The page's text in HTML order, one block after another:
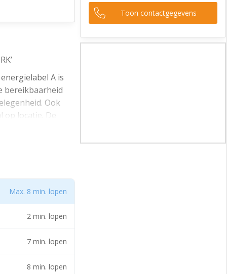
A is
bereikbaarheid
Ook
locatie. De
met een
binnenterrein
Indeling van de
Max. 8 min. lopen
2 min. lopen
7 min. lopen
8 min. lopen
Toon contactgegevens